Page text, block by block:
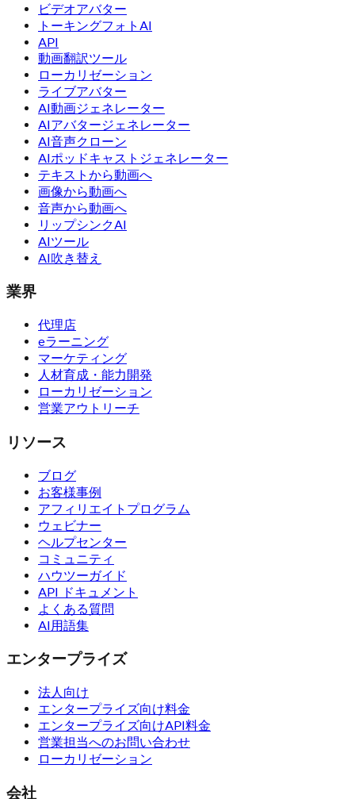
ビデオアバター
トーキングフォトAI
API
動画翻訳ツール
ローカリゼーション
ライブアバター
AI動画ジェネレーター
AIアバタージェネレーター
AI音声クローン
AIポッドキャストジェネレーター
テキストから動画へ
画像から動画へ
音声から動画へ
リップシンクAI
AIツール
AI吹き替え
業界
代理店
eラーニング
マーケティング
人材育成・能力開発
ローカリゼーション
営業アウトリーチ
リソース
ブログ
お客様事例
アフィリエイトプログラム
ウェビナー
ヘルプセンター
コミュニティ
ハウツーガイド
API ドキュメント
よくある質問
AI用語集
エンタープライズ
法人向け
エンタープライズ向け料金
エンタープライズ向けAPI料金
営業担当へのお問い合わせ
ローカリゼーション
会社